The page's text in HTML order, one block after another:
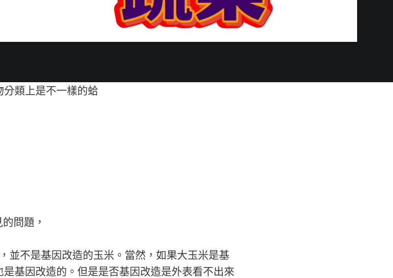
類上是不一樣的蛤
問題，
並不是基因改造的玉米。當然，如果大玉米是基
基因改造的。但是是否基因改造是外表看不出來